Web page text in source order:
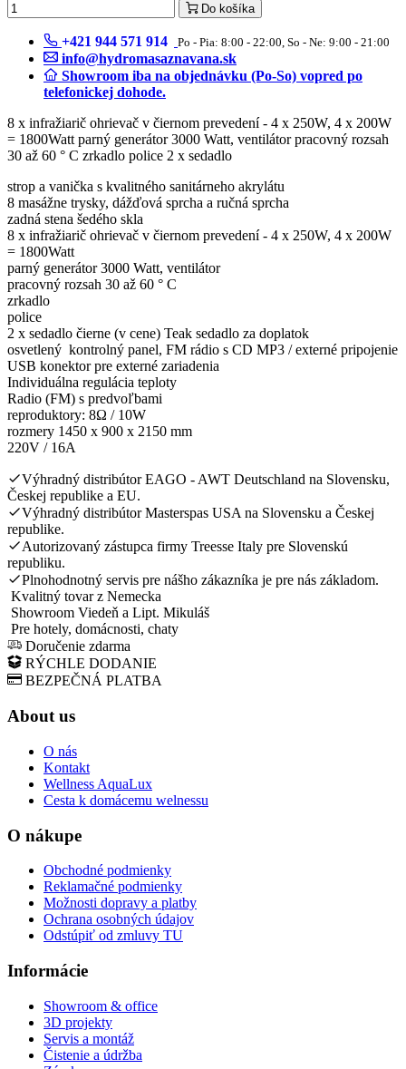
Do košíka
+421 944 571 914 Po - Pia: 8:00 - 22:00, So - Ne: 9:00 - 21:00
info@hydromasaznavana.sk
Showroom iba na objednávku (Po-So) vopred po
telefonickej dohode.
8 x infražiarič ohrievač v čiernom prevedení - 4 x 250W, 4 x 200W
= 1800Watt parný generátor 3000 Watt, ventilátor pracovný rozsah
30 až 60 ° C zrkadlo police 2 x sedadlo
strop a vanička s kvalitného sanitárneho akrylátu
8 masážne trysky, dážďová sprcha a ručná sprcha
zadná stena šedého skla
8 x infražiarič ohrievač v čiernom prevedení - 4 x 250W, 4 x 200W
= 1800Watt
parný generátor 3000 Watt, ventilátor
pracovný rozsah 30 až 60 ° C
zrkadlo
police
2 x sedadlo čierne (v cene) Teak sedadlo za doplatok
osvetlený kontrolný panel, FM rádio s CD MP3 / externé pripojenie
USB konektor pre externé zariadenia
Individuálna regulácia teploty
Radio (FM) s predvoľbami
reproduktory: 8Ω / 10W
rozmery 1450 x 900 x 2150 mm
220V / 16A
Výhradný distribútor EAGO - AWT Deutschland na Slovensku,
Českej republike a EU.
Výhradný distribútor Masterspas USA na Slovensku a Českej
republike.
Autorizovaný zástupca firmy Treesse Italy pre Slovenskú
republiku.
Plnohodnotný servis pre nášho zákazníka je pre nás základom.
Kvalitný tovar z Nemecka
Showroom Viedeň a Lipt. Mikuláš
Pre hotely, domácnosti, chaty
Doručenie zdarma
RÝCHLE DODANIE
BEZPEČNÁ PLATBA
About us
O nás
Kontakt
Wellness AquaLux
Cesta k domácemu welnessu
O nákupe
Obchodné podmienky
Reklamačné podmienky
Možnosti dopravy a platby
Ochrana osobných údajov
Odstúpiť od zmluvy TU
Informácie
Showroom & office
3D projekty
Servis a montáž
Čistenie a údržba